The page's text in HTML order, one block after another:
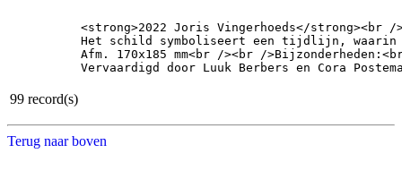
<strong>2022 Joris Vingerhoeds</
Het schild symboliseert een tijdlijn, waarin
Afm. 170x185 mm<br /><br /
Vervaardigd door Luuk Berbers en Cora
99 record(s)
Terug naar boven